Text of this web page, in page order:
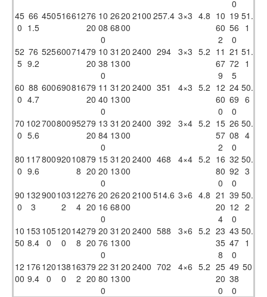
0
45
0
66
1.5
45051661276
20
10
08
0
26
68
20
00
2100 257.4 3×3 4.8 10
60
2
19
56
0
51.
1
52
5
76
9.2
52560071479
20
10
38
0
31
13
20
00
2400 294 3×3 5.2 11
67
9
21
72
5
51.
1
60
0
88
4.7
60069081679
20
11
40
0
31
13
20
00
2400 351 4×3 5.2 12
60
0
24
69
0
50.
6
70
0
102
5.6
70080095279
20
13
84
0
31
13
20
00
2400 392 3×4 5.2 15
57
2
26
08
0
50.
4
80
0
117
9.6
800920108
8
79
20
15
20
0
31
13
20
00
2400 468 4×4 5.2 16
80
0
32
92
0
50.
3
90
0
132
3
900103
2
122
4
76
20
20
16
0
26
68
20
00
2100 514.6 3×6 4.8 21
20
4
39
12
0
50.
2
10
50
153
8.4
105
0
120
0
142
8
79
20
20
76
0
31
13
20
00
2400 588 3×6 5.2 23
35
8
43
47
0
50.
1
12
00
176
9.4
120
0
138
0
163
2
79
20
22
80
0
31
13
20
00
2400 702 4×6 5.2 25
20
0
49
38
0
50